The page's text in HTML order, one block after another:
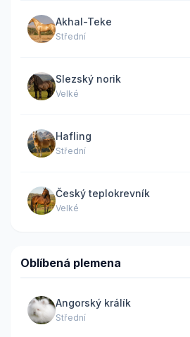
Akhal-Teke
Střední
Slezský norik
Velké
Hafling
Střední
Český teplokrevník
Velké
Oblíbená plemena
Angorský králík
Střední